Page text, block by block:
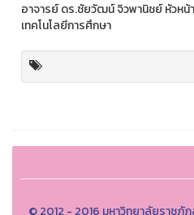
อาจารย์ ดร.ชัยวัฒน์ จิวพานิชย์ หัวหน้
เทคโนโลยีการศึกษา
© 2012 - 2016 มหาวิทยาลัยราชภั